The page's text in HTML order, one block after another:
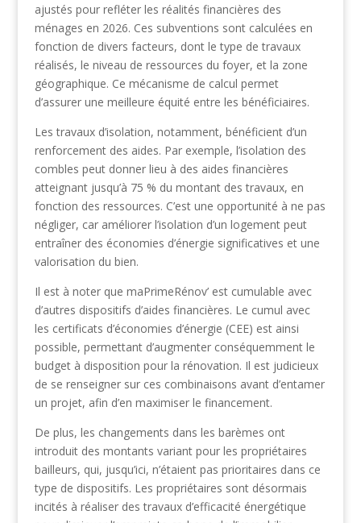
ajustés pour refléter les réalités financières des
ménages en 2026. Ces subventions sont calculées en
fonction de divers facteurs, dont le type de travaux
réalisés, le niveau de ressources du foyer, et la zone
géographique. Ce mécanisme de calcul permet
d’assurer une meilleure équité entre les bénéficiaires.
Les travaux d’isolation, notamment, bénéficient d’un
renforcement des aides. Par exemple, l’isolation des
combles peut donner lieu à des aides financières
atteignant jusqu’à 75 % du montant des travaux, en
fonction des ressources. C’est une opportunité à ne pas
négliger, car améliorer l’isolation d’un logement peut
entraîner des économies d’énergie significatives et une
valorisation du bien.
Il est à noter que maPrimeRénov’ est cumulable avec
d’autres dispositifs d’aides financières. Le cumul avec
les certificats d’économies d’énergie (CEE) est ainsi
possible, permettant d’augmenter conséquemment le
budget à disposition pour la rénovation. Il est judicieux
de se renseigner sur ces combinaisons avant d’entamer
un projet, afin d’en maximiser le financement.
De plus, les changements dans les barèmes ont
introduit des montants variant pour les propriétaires
bailleurs, qui, jusqu’ici, n’étaient pas prioritaires dans ce
type de dispositifs. Les propriétaires sont désormais
incités à réaliser des travaux d’efficacité énergétique